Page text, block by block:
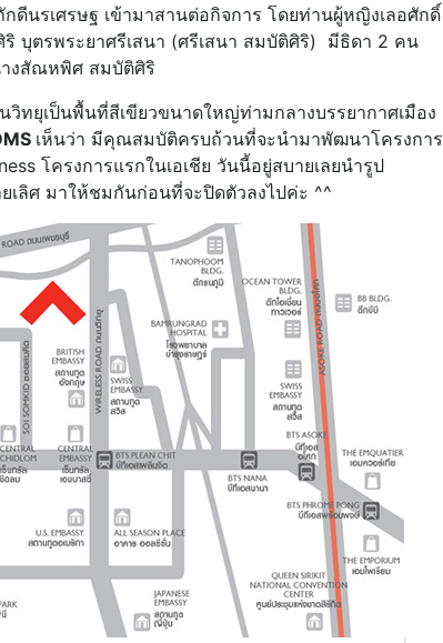
ดีนรเศรษฐ เข้ามาสานต่อกิจการ โดยท่านผู้หญิงเลอศักดิ์
บุตรพระยาศรีเสนา (ศรีเสนา สมบัติศิริ) มีธิดา 2 คน
งสัณหพิศ สมบัติศิริ
ทยุเป็นพื้นที่สีเขียวขนาดใหญ่ท่ามกลางบรรยากาศเมือง
เห็นว่า มีคุณสมบัติครบถ้วนที่จะนำมาพัฒนาโครงการ
โครงการแรกในเอเชีย วันนี้อยู่สบายเลยนำรูป
เลิศ มาให้ชมกันก่อนที่จะปิดตัวลงไปค่ะ ^^